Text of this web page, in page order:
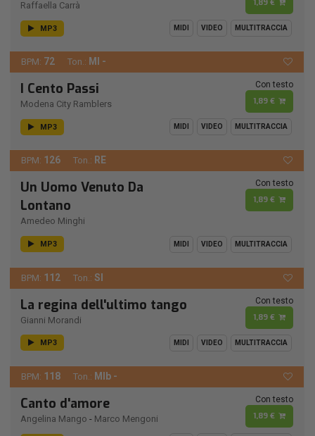
Raffaella Carrà 1,89 €
MP3 MIDI VIDEO MULTITRACCIA
BPM: 72 Ton.: MI -
I Cento Passi
Modena City Ramblers
Con testo
1,89 €
MP3 MIDI VIDEO MULTITRACCIA
BPM: 126 Ton.: RE
Un Uomo Venuto Da
Lontano
Amedeo Minghi
Con testo
1,89 €
MP3 MIDI VIDEO MULTITRACCIA
BPM: 112 Ton.: SI
La regina dell'ultimo tango
Gianni Morandi
Con testo
1,89 €
MP3 MIDI VIDEO MULTITRACCIA
BPM: 118 Ton.: MIb -
Canto d'amore
Angelina Mango - Marco Mengoni
Con testo
1,89 €